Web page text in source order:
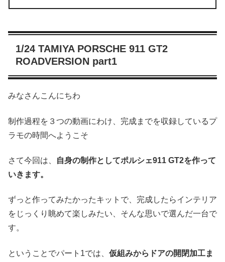
1/24 TAMIYA PORSCHE 911 GT2
ROADVERSION part1
みなさんこんにちわ
制作過程を３つの動画にわけ、完成までを収録しているプ
ラモの時間へようこそ
さて今回は、 自身の制作としてポルシェ911 GT2を作って
いきます。
ずっと作ってみたかったキットで、完成したらインテリア
をじっくり眺めて楽しみたい、そんな思いで選んだ一台で
す。
ということでパート1では、 仮組みからドアの開閉加工ま